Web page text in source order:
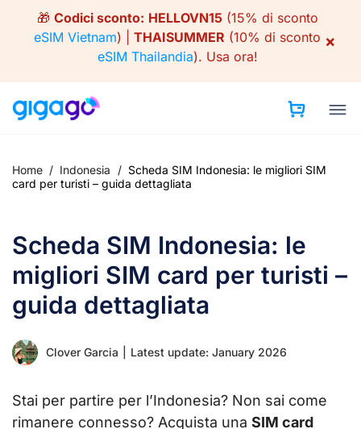
content
🎁 Codici sconto: HELLOVN15(15% di sconto
eSIM Vietnam) | THAISUMMER (10% di sconto
eSIM Thailandia). Usa ora!
×
Home / Indonesia / Scheda SIM Indonesia: le migliori SIM
card per turisti – guida dettagliata
Scheda SIM Indonesia: le
migliori SIM card per turisti –
guida dettagliata
Clover Garcia Latest update: January 2026
Stai per partire per l’Indonesia? Non sai come
rimanere connesso? Acquista una SIM card